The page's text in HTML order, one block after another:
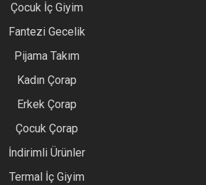
Çocuk İç Giyim
Fantezi Gecelik
Pijama Takım
Kadın Çorap
Erkek Çorap
Çocuk Çorap
İndirimli Ürünler
Termal İç Giyim